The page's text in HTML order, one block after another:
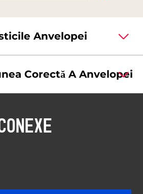
Anvelopei
Corectă A Anvelopei